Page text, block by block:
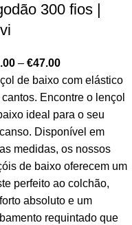
300 fios |
– €47.00
de baixo com elástico
cantos. Encontre o lençol
ideal para o seu
Disponível em
medidas, os nossos
de baixo oferecem um
perfeito ao colchão,
absoluto e um
requintado que